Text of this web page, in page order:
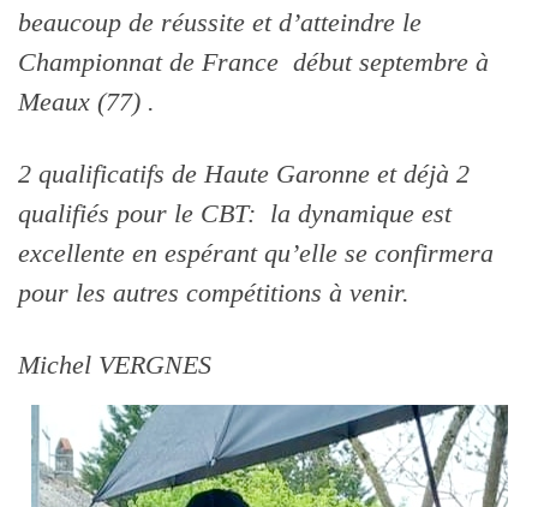
beaucoup de réussite et d’atteindre le
Championnat de France début septembre à
Meaux (77) .
2 qualificatifs de Haute Garonne et déjà 2
qualifiés pour le CBT: la dynamique est
excellente en espérant qu’elle se confirmera
pour les autres compétitions à venir.
Michel VERGNES